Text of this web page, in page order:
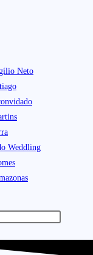
Neto
Weddling